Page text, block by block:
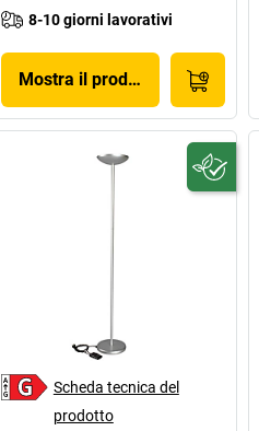
8-10 giorni lavorativi
Mostra il prodotto
Scheda tecnica del
prodotto